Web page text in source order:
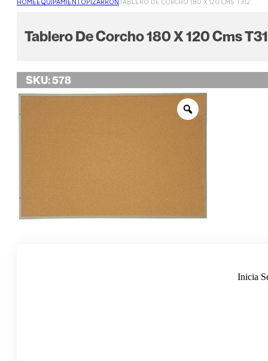
Tablero De Corcho 180 X 120 Cms
SKU:578
Inicia